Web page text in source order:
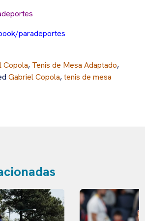
paradeportes
Copola, Tenis de Mesa Adaptado,
Gabriel Copola,tenis de mesa